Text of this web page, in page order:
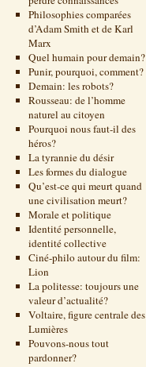
Philosophies comparées
d’Adam Smith et de Karl
Marx
Quel humain pour demain?
Punir, pourquoi, comment?
Demain: les robots?
Rousseau: de l’homme
naturel au citoyen
Pourquoi nous faut-il des
héros?
La tyrannie du désir
Les formes du dialogue
Qu’est-ce qui meurt quand
une civilisation meurt?
Morale et politique
Identité personnelle,
identité collective
Ciné-philo autour du film:
Lion
La politesse: toujours une
valeur d’actualité?
Voltaire, figure centrale des
Lumières
Pouvons-nous tout
pardonner?